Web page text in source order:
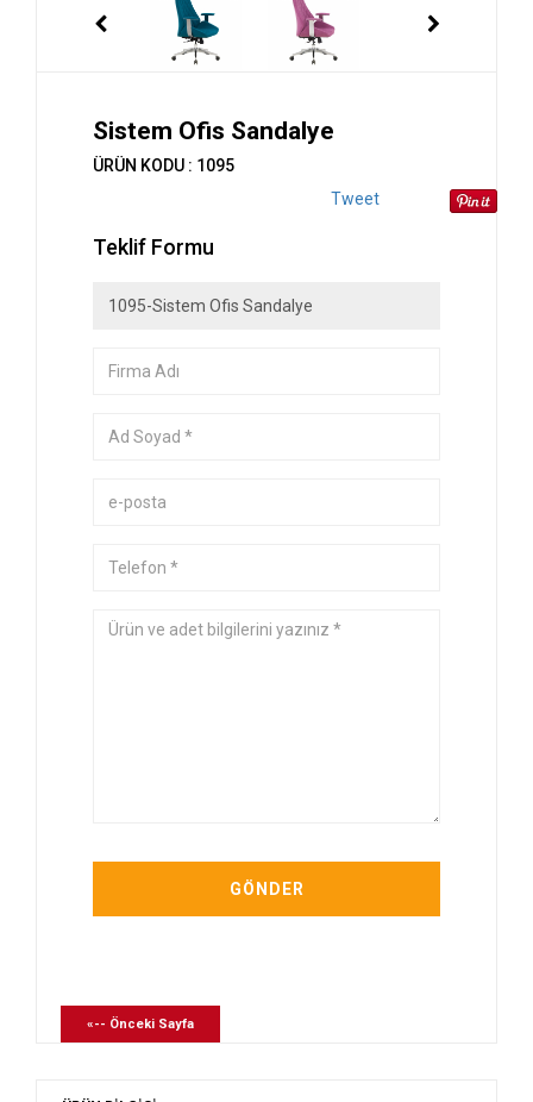
Sistem Ofis Sandalye
ÜRÜN KODU : 1095
Tweet
Teklif Formu
«-- Önceki Sayfa